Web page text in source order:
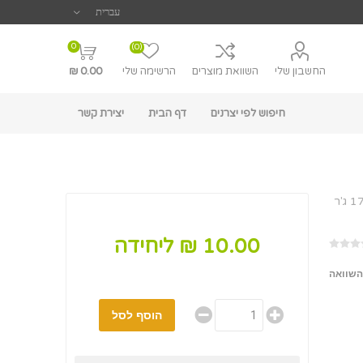
החשבון שלי השוואת מוצרים הרשימה שלי
(0)
0
0.00 ₪
חיפוש לפי יצרנים דף הבית יצירת קשר
10.00 ₪ ליחידה